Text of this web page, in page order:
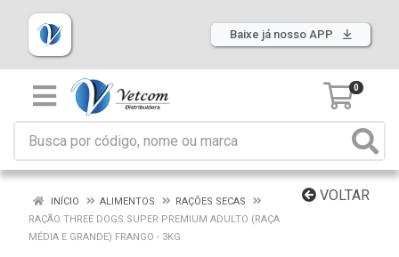
Baixe já nosso APP
0
VOLTAR
INÍCIO ALIMENTOS
RAÇÕES SECAS
RAÇÃO THREE DOGS SUPER PREMIUM ADULTO (RAÇA
MÉDIA E GRANDE) FRANGO - 3KG